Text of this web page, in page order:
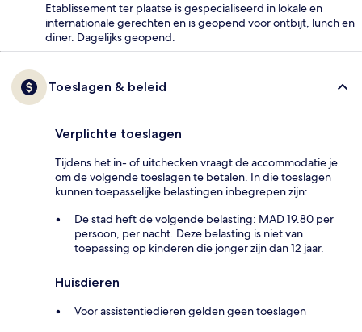
Etablissement ter plaatse is gespecialiseerd in lokale en
internationale gerechten en is geopend voor ontbijt, lunch en
diner. Dagelijks geopend.
Toeslagen & beleid
Verplichte toeslagen
Tijdens het in- of uitchecken vraagt de accommodatie je
om de volgende toeslagen te betalen. In die toeslagen
kunnen toepasselijke belastingen inbegrepen zijn:
De stad heft de volgende belasting: MAD 19.80 per
persoon, per nacht. Deze belasting is niet van
toepassing op kinderen die jonger zijn dan 12 jaar.
Huisdieren
Voor assistentiedieren gelden geen toeslagen